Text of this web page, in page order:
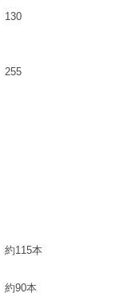
130
255
約115本
約90本